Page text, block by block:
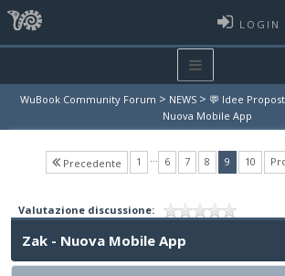
LOGIN
WuBook Community Forum > NEWS > 💬 Idee
Nuova Mobile App
Precedente 1 … 6 7 8 9(current)
10
Valutazione discussione:
Zak - Nuova Mobile App